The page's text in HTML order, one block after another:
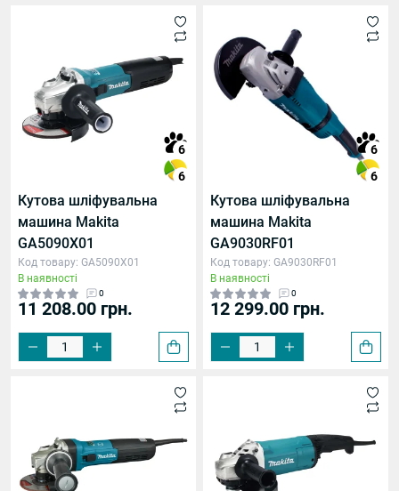
6
6
Кутова шліфувальна
машина Makita
GA5090X01
Код товару: GA5090X01
В наявності
0
11 208.00 грн.
6
6
Кутова шліфувальна
машина Makita
GA9030RF01
Код товару: GA9030RF01
В наявності
0
12 299.00 грн.